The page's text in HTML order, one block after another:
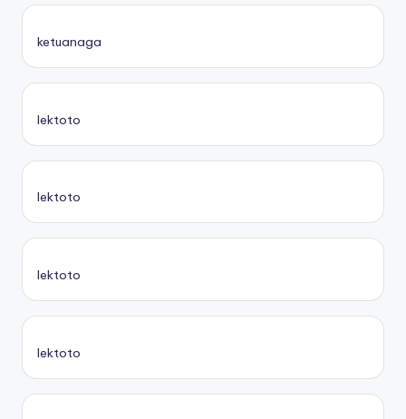
ketuanaga
lektoto
lektoto
lektoto
lektoto